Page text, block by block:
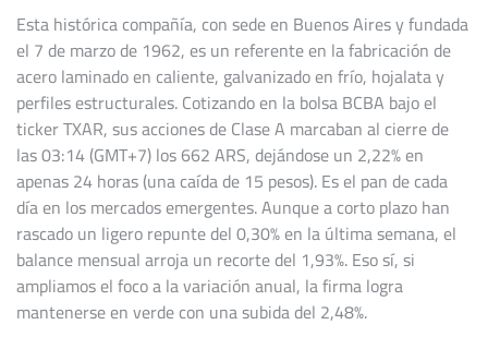
Esta histórica compañía, con sede en Buenos Aires y fundada
el 7 de marzo de 1962, es un referente en la fabricación de
acero laminado en caliente, galvanizado en frío, hojalata y
perfiles estructurales. Cotizando en la bolsa BCBA bajo el
ticker TXAR, sus acciones de Clase A marcaban al cierre de
las 03:14 (GMT+7) los 662 ARS, dejándose un 2,22% en
apenas 24 horas (una caída de 15 pesos). Es el pan de cada
día en los mercados emergentes. Aunque a corto plazo han
rascado un ligero repunte del 0,30% en la última semana, el
balance mensual arroja un recorte del 1,93%. Eso sí, si
ampliamos el foco a la variación anual, la firma logra
mantenerse en verde con una subida del 2,48%.